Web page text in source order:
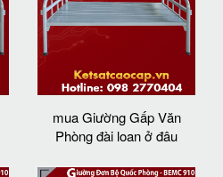
mua Giường Gấp Văn
Phòng đài loan ở đâu